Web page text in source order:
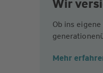
Wir
Ob ins
Mehr